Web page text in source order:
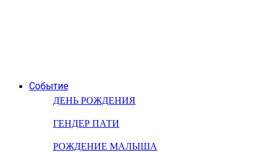
Событие
ДЕНЬ РОЖДЕНИЯ
ГЕНДЕР ПАТИ
РОЖДЕНИЕ МАЛЫША